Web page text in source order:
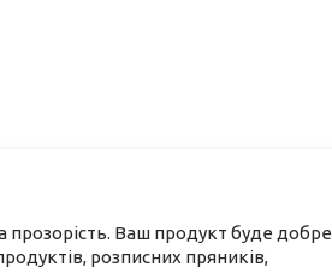
прозорість. Ваш продукт буде добре
розписних пряників,